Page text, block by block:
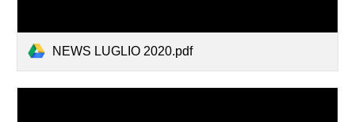
NEWS LUGLIO 2020.pdf